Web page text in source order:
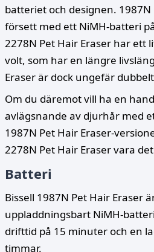
batteriet och designen. 1987N
försett med ett NiMH-batteri
2278N Pet Hair Eraser har ett
volt, som har en längre
Eraser är dock ungefär
Om du däremot vill ha en
avlägsnande av djurhår med
1987N Pet Hair Eraser-
2278N Pet Hair Eraser vara
Batteri
Bissell 1987N Pet Hair Eraser
uppladdningsbart NiMH-
drifttid på 15 minuter och en
timmar.